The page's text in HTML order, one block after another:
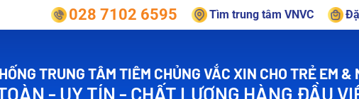
028 7102 6595 Tìm trung tâm VNVC
TRUNG TÂM TIÊM CHỦNG VẮC XIN CHO TRẺ EM &
- UY TÍN - CHẤT LƯỢNG HÀNG ĐẦU